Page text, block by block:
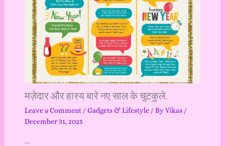
मज़ेदार और हास्य बारे नए साल के चुटकुले.
Leave a Comment / Gadgets & Lifestyle/ ByVikas /
December 31, 2025
…